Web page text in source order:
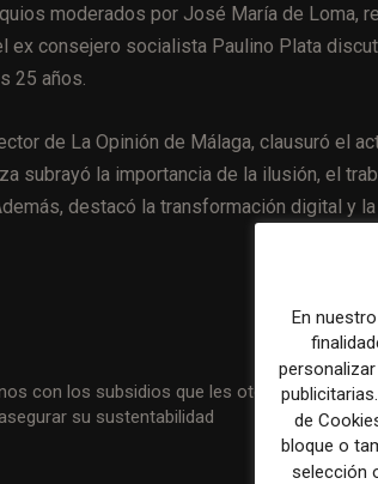
moderados por José María de Loma,
ex consejero socialista Paulino Plata
25 años.
de La Opinión de Málaga, clausuró el
subrayó la importancia de la ilusión, el
destacó la transformación digital y
con los subsidios que les otorgó
su sustentabilidad
En
de
bloque o
selección